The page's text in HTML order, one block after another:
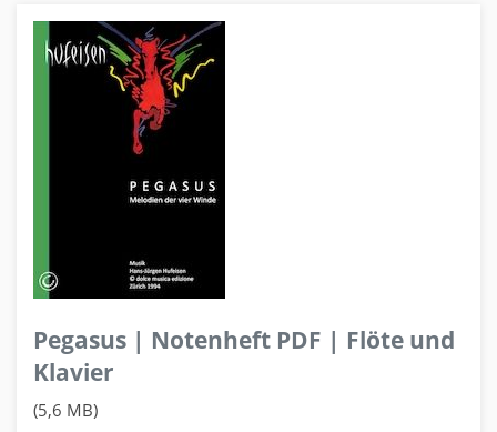
Pegasus | Notenheft PDF | Flöte und
Klavier
(5,6 MB)